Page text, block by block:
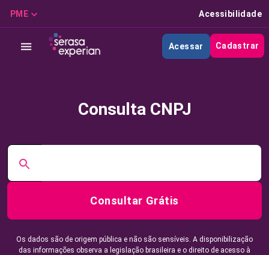
PME Acessibilidade
Acessar Cadastrar
Consulta CNPJ
Consultar Grátis
Os dados são de origem pública e não são sensíveis. A disponibilização
das informações observa a legislação brasileira e o direito de acesso à